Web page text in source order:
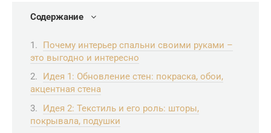
Содержание
Почему интерьер спальни своими руками –
это выгодно и интересно
Идея 1: Обновление стен: покраска, обои,
акцентная стена
Идея 2: Текстиль и его роль: шторы,
покрывала, подушки